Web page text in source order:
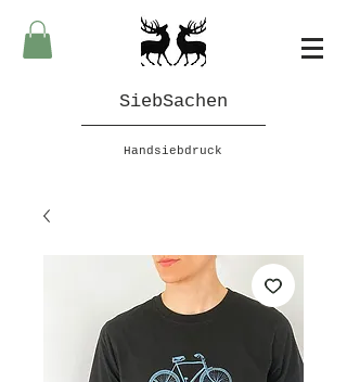
SiebSachen
Handsiebdruck